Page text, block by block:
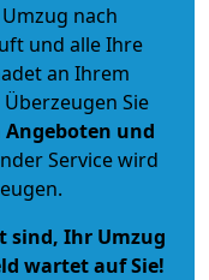
nach
und alle Ihre
an Ihrem
Sie
und
Service wird
sind, Ihr Umzug
wartet auf Sie!